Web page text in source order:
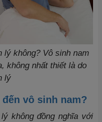
lý không? Vô sinh nam
không nhất thiết là do
lý
vô sinh nam?
không đồng nghĩa với